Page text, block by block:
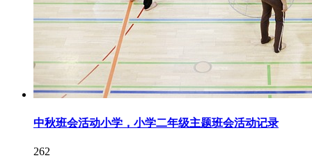
中秋班会活动小学，小学二年级主题班会活动记录
262